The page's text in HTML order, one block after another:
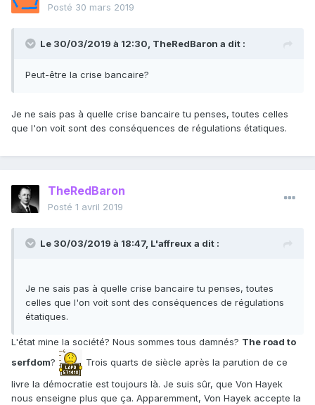
Posté 30 mars 2019
Le 30/03/2019 à 12:30, TheRedBaron a dit :
Peut-être la crise bancaire?
Je ne sais pas à quelle crise bancaire tu penses, toutes celles
que l'on voit sont des conséquences de régulations étatiques.
TheRedBaron
Posté 1 avril 2019
Le 30/03/2019 à 18:47, L'affreux a dit :
Je ne sais pas à quelle crise bancaire tu penses, toutes
celles que l'on voit sont des conséquences de régulations
étatiques.
L'état mine la société? Nous sommes tous damnés? The road to
serfdom?
Trois quarts de siècle après la parution de ce
livre la démocratie est toujours là. Je suis sûr, que Von Hayek
nous enseigne plus que ça. Apparemment, Von Hayek accepte la